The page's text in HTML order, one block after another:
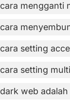
cara mengganti
cara
cara setting
cara setting
dark web adalah